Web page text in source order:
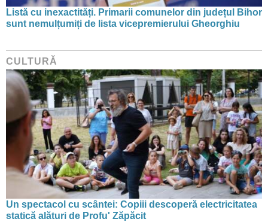
Listă cu inexactități. Primarii comunelor din județul Bihor
sunt nemulțumiți de lista vicepremierului Gheorghiu
CULTURĂ
Un spectacol cu scântei: Copiii descoperă electricitatea
statică alături de Profu' Zăpăcit